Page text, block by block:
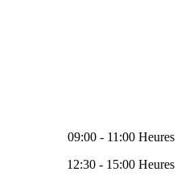
09:00 - 11:00 Heures
12:30 - 15:00 Heures